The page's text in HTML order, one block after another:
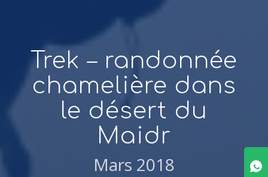
Trek – randonnée
chamelière dans
le désert du
Maidr
Mars 2018